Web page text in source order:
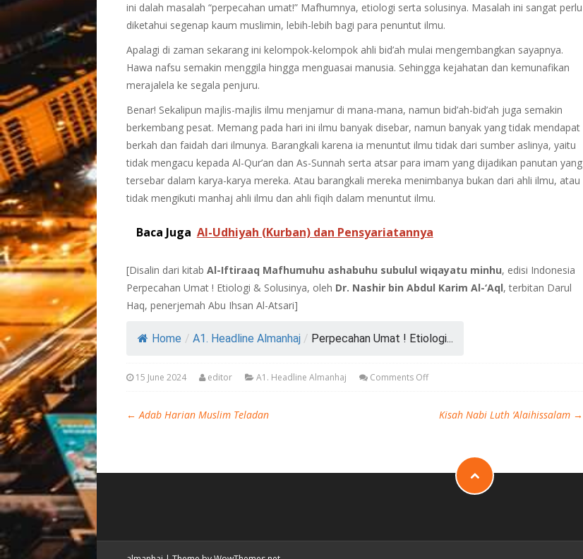
ini dalah masalah “perpecahan umat!” Mafhumnya, etiologi serta solusinya. Masalah ini sangat perlu
diketahui segenap kaum muslimin, lebih-lebih bagi para penuntut ilmu.
Apalagi di zaman sekarang ini kelompok-kelompok ahli bid’ah mulai mengembangkan sayapnya.
Hawa nafsu semakin menggila hingga menguasai manusia. Sehingga kejahatan dan kemunafikan
merajalela ke segala penjuru.
Benar! Sekalipun majlis-majlis ilmu menjamur di mana-mana, namun bid’ah-bid’ah juga semakin
berkembang pesat. Memang pada hari ini ilmu banyak disebar, namun banyak yang tidak mendapat
berkah dan faidah dari ilmunya. Barangkali karena ia menuntut ilmu tidak dari sumber aslinya, yaitu
tidak mengacu kepada Al-Qur’an dan As-Sunnah serta atsar para imam yang dijadikan panutan yang
tersebar dalam karya-karya mereka. Atau barangkali mereka menimbanya bukan dari ahli ilmu, atau
tidak mengikuti manhaj ahli ilmu dan ahli fiqih dalam menuntut ilmu.
Baca Juga Al-Udhiyah (Kurban) dan Pensyariatannya
[Disalin dari kitab Al-Iftiraaq Mafhumuhu ashabuhu subulul wiqayatu minhu, edisi Indonesia
Perpecahan Umat ! Etiologi & Solusinya, oleh Dr. Nashir bin Abdul Karim Al-‘Aql, terbitan Darul
Haq, penerjemah Abu Ihsan Al-Atsari]
Home / A1. Headline Almanhaj / Perpecahan Umat ! Etiologi...
15 June 2024 editor A1. Headline Almanhaj Comments Off
← Adab Harian Muslim Teladan Kisah Nabi Luth ‘Alaihissalam →